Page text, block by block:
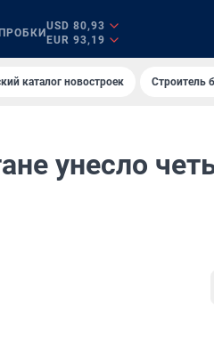
USD 80,93
EUR 93,19
каталог новостроек Строитель
унесло